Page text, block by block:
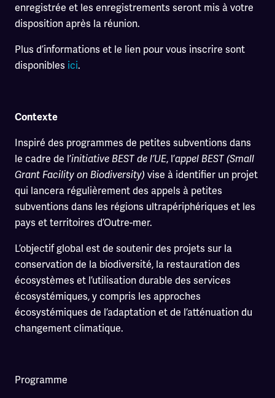
enregistrée et les enregistrements seront mis à votre
disposition après la réunion.
Plus d’informations et le lien pour vous inscrire sont
disponibles ici.
Contexte
Inspiré des programmes de petites subventions dans
le cadre de l’initiative BEST de l’UE, l’appel BEST (Small
Grant Facility on Biodiversity) vise à identifier un projet
qui lancera régulièrement des appels à petites
subventions dans les régions ultrapériphériques et les
pays et territoires d’Outre-mer.
L’objectif global est de soutenir des projets sur la
conservation de la biodiversité, la restauration des
écosystèmes et l’utilisation durable des services
écosystémiques, y compris les approches
écosystémiques de l’adaptation et de l’atténuation du
changement climatique.
Programme